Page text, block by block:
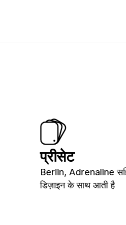
प्रीसेट
Berlin, Adrenaline
डिज़ाइन के साथ आती है